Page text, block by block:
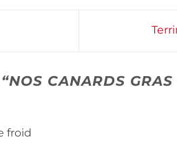
NOS CANARDS
froid